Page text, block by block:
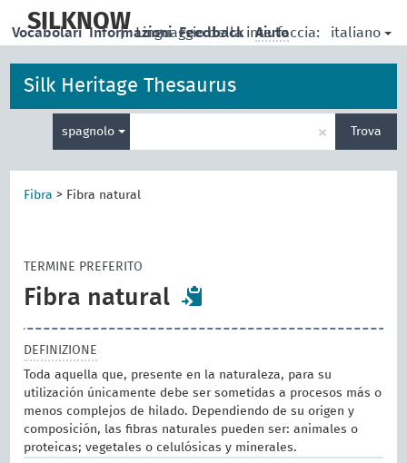
main
SILKNOW
| Linguaggio della interfaccia: italiano
Vocabolari Informazioni Feedback Aiuto
Silk Heritage Thesaurus
spagnolo
per
la
× Trova
Fibra > Fibra natural
TERMINE PREFERITO
Fibra natural
DEFINIZIONE
Toda aquella que, presente en la naturaleza, para su
utilización únicamente debe ser sometidas a procesos más o
menos complejos de hilado. Dependiendo de su origen y
composición, las fibras naturales pueden ser: animales o
proteicas; vegetales o celulósicas y minerales.